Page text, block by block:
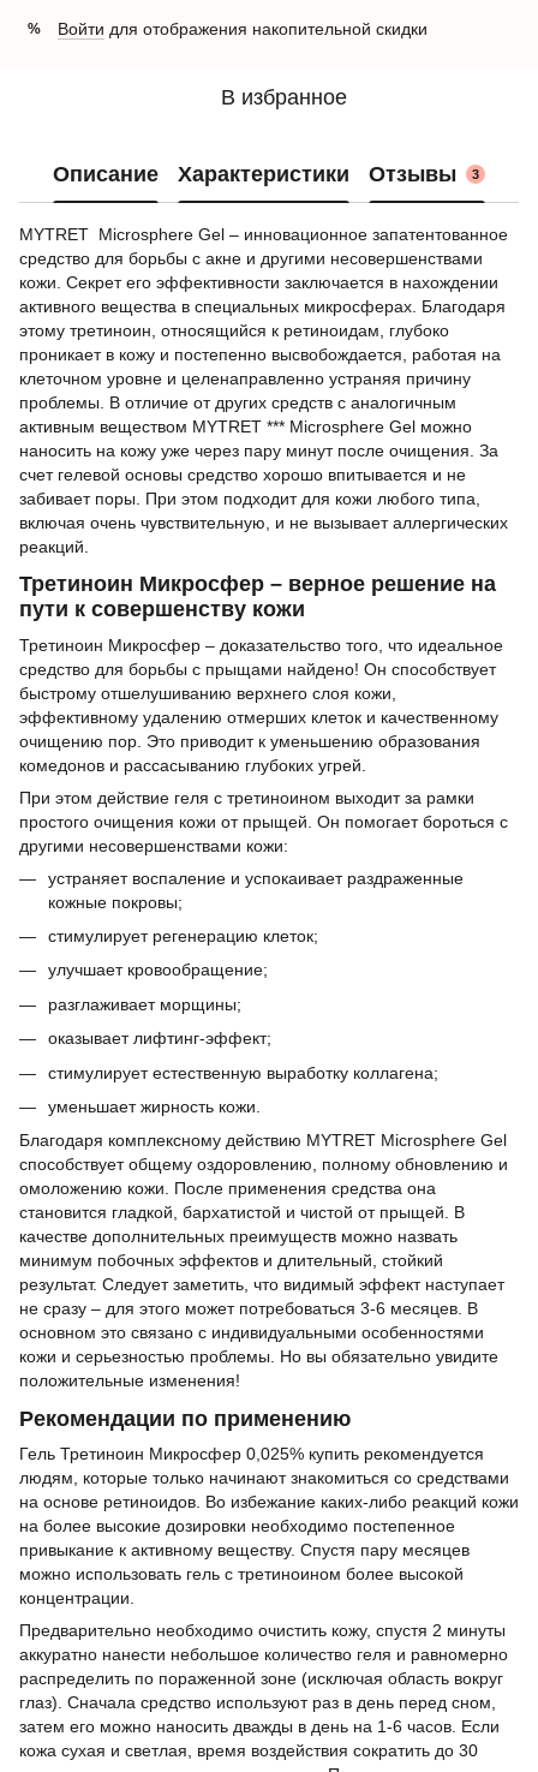
% Войти для отображения накопительной скидки
В избранное
Описание Характеристики Отзывы 3
MYTRET Microsphere Gel – инновационное запатентованное
средство для борьбы с акне и другими несовершенствами
кожи. Секрет его эффективности заключается в нахождении
активного вещества в специальных микросферах. Благодаря
этому третиноин, относящийся к ретиноидам, глубоко
проникает в кожу и постепенно высвобождается, работая на
клеточном уровне и целенаправленно устраняя причину
проблемы. В отличие от других средств с аналогичным
активным веществом MYTRET *** Microsphere Gel можно
наносить на кожу уже через пару минут после очищения. За
счет гелевой основы средство хорошо впитывается и не
забивает поры. При этом подходит для кожи любого типа,
включая очень чувствительную, и не вызывает аллергических
реакций.
Третиноин Микросфер – верное решение на
пути к совершенству кожи
Третиноин Микросфер – доказательство того, что идеальное
средство для борьбы с прыщами найдено! Он способствует
быстрому отшелушиванию верхнего слоя кожи,
эффективному удалению отмерших клеток и качественному
очищению пор. Это приводит к уменьшению образования
комедонов и рассасыванию глубоких угрей.
При этом действие геля с третиноином выходит за рамки
простого очищения кожи от прыщей. Он помогает бороться с
другими несовершенствами кожи:
устраняет воспаление и успокаивает раздраженные
кожные покровы;
стимулирует регенерацию клеток;
улучшает кровообращение;
разглаживает морщины;
оказывает лифтинг-эффект;
стимулирует естественную выработку коллагена;
уменьшает жирность кожи.
Благодаря комплексному действию MYTRET Microsphere Gel
способствует общему оздоровлению, полному обновлению и
омоложению кожи. После применения средства она
становится гладкой, бархатистой и чистой от прыщей. В
качестве дополнительных преимуществ можно назвать
минимум побочных эффектов и длительный, стойкий
результат. Следует заметить, что видимый эффект наступает
не сразу – для этого может потребоваться 3-6 месяцев. В
основном это связано с индивидуальными особенностями
кожи и серьезностью проблемы. Но вы обязательно увидите
положительные изменения!
Рекомендации по применению
Гель Третиноин Микросфер 0,025% купить рекомендуется
людям, которые только начинают знакомиться со средствами
на основе ретиноидов. Во избежание каких-либо реакций кожи
на более высокие дозировки необходимо постепенное
привыкание к активному веществу. Спустя пару месяцев
можно использовать гель с третиноином более высокой
концентрации.
Предварительно необходимо очистить кожу, спустя 2 минуты
аккуратно нанести небольшое количество геля и равномерно
распределить по пораженной зоне (исключая область вокруг
глаз). Сначала средство используют раз в день перед сном,
затем его можно наносить дважды в день на 1-6 часов. Если
кожа сухая и светлая, время воздействия сократить до 30